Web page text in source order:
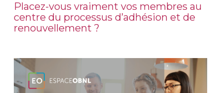
Placez-vous vraiment vos membres au
centre du processus d’adhésion et de
renouvellement ?